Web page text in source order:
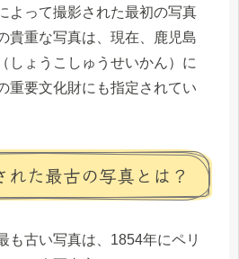
よって撮影された最初の写真
貴重な写真は、現在、鹿児島
しょうこしゅうせいかん）に
重要文化財にも指定されてい
れた最古の写真とは？
も古い写真は、1854年にペリ